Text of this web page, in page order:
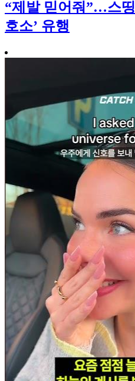
“제발 믿어줘”…스
호소’ 유행